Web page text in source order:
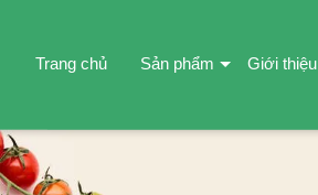
Trang chủ Sản phẩm Giới thiệu